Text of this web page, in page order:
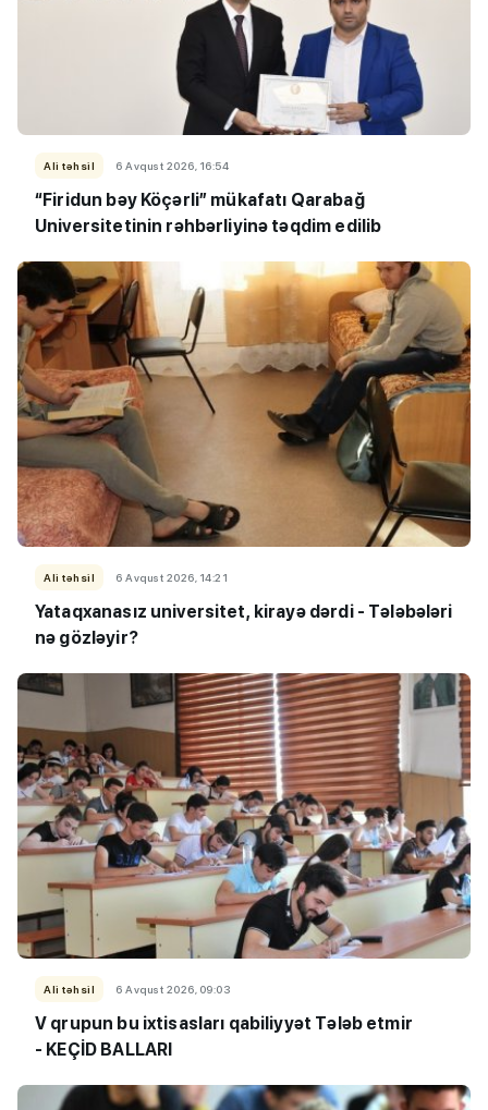
Ali təhsil 6 Avqust 2026, 16:54
“Firidun bəy Köçərli” mükafatı Qarabağ
Universitetinin rəhbərliyinə təqdim edilib
Ali təhsil 6 Avqust 2026, 14:21
Yataqxanasız universitet, kirayə dərdi - Tələbələri
nə gözləyir?
Ali təhsil 6 Avqust 2026, 09:03
V qrupun bu ixtisasları qabiliyyət Tələb etmir
- KEÇİD BALLARI